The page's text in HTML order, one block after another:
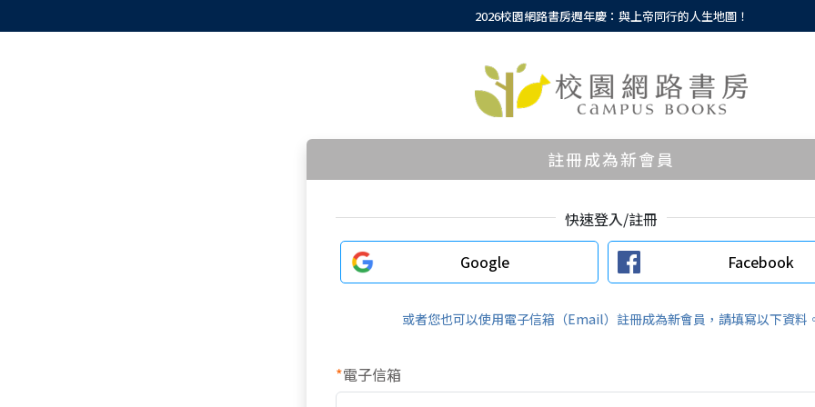
2026校園網路書房週年慶：與上帝同行的人生地圖！
註冊成為新會員
快速登入/註冊
Google
Facebook
或者您也可以使用電子信箱（Email）註冊成為新會員，請填寫以下資料
*電子信箱